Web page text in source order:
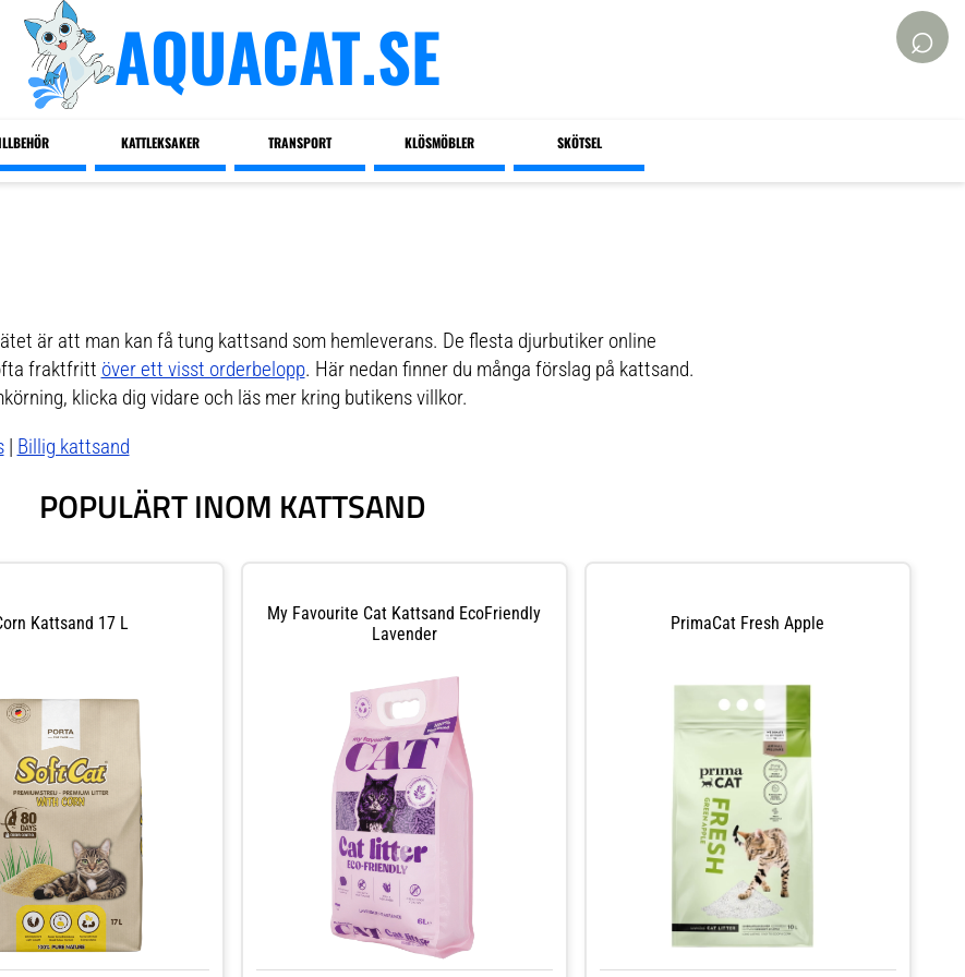
AQUACAT.SE ⌕
KATTLEKSAKER TRANSPORT KLÖSMÖBLER SKÖTSEL
är att man kan få tung kattsand som hemleverans. De flesta djurbutiker online
fraktfritt över ett visst orderbelopp. Här nedan finner du många förslag på kattsand.
klicka dig vidare och läs mer kring butikens villkor.
| Billig kattsand
POPULÄRT INOM KATTSAND
Kattsand 17 L
My Favourite Cat Kattsand EcoFriendly
Lavender
PrimaCat Fresh Apple